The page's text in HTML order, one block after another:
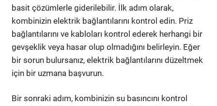
basit çözümlerle giderilebilir. İlk adım olarak,
kombinizin elektrik bağlantılarını kontrol edin. Priz
bağlantılarını ve kabloları kontrol ederek herhangi bir
gevşeklik veya hasar olup olmadığını belirleyin. Eğer
bir sorun bulursanız, elektrik bağlantılarını düzeltmek
için bir uzmana başvurun.
Bir sonraki adım, kombinizin su basıncını kontrol